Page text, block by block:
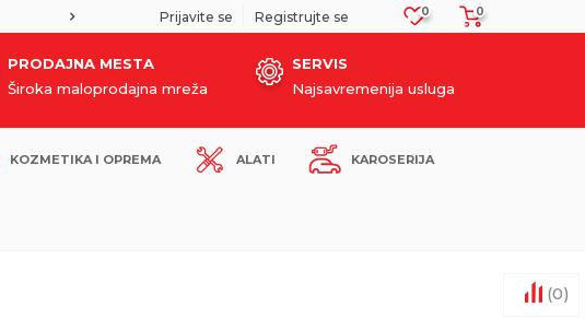
SIGURNO PLAĆANJE PLATNIM KARTICAMA! 0
0
Prijavite se Registrujte se
PRODAJNA MESTA
Široka maloprodajna mreža
SERVIS
Najsavremenija usluga
KOZMETIKA I OPREMA ALATI KAROSERIJA
(0)